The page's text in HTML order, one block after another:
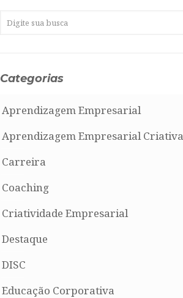
Categorias
Aprendizagem Empresarial
Aprendizagem Empresarial Criativa
Carreira
Coaching
Criatividade Empresarial
Destaque
DISC
Educação Corporativa